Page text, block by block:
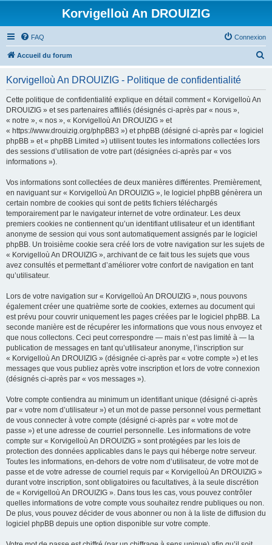
Korvigelloù An DROUIZIG
FAQ Connexion
Accueil du forum
Korvigelloù An DROUIZIG - Politique de confidentialité
Cette politique de confidentialité explique en détail comment « Korvigelloù An
DROUIZIG » et ses partenaires affiliés (désignés ci-après par « nous »,
« notre », « nos », « Korvigelloù An DROUIZIG » et
« https://www.drouizig.org/phpBB3 ») et phpBB (désigné ci-après par « logiciel
phpBB » et « phpBB Limited ») utilisent toutes les informations collectées lors
des sessions d’utilisation de votre part (désignées ci-après par « vos
informations »).
Vos informations sont collectées de deux manières différentes. Premièrement,
en naviguant sur « Korvigelloù An DROUIZIG », le logiciel phpBB génèrera un
certain nombre de cookies qui sont de petits fichiers téléchargés
temporairement par le navigateur internet de votre ordinateur. Les deux
premiers cookies ne contiennent qu’un identifiant utilisateur et un identifiant
anonyme de session qui vous sont automatiquement assignés par le logiciel
phpBB. Un troisième cookie sera créé lors de votre navigation sur les sujets de
« Korvigelloù An DROUIZIG », archivant de ce fait tous les sujets que vous
avez consultés et permettant d’améliorer votre confort de navigation en tant
qu’utilisateur.
Lors de votre navigation sur « Korvigelloù An DROUIZIG », nous pouvons
également créer une quatrième sorte de cookies, externes au document qui
est prévu pour couvrir uniquement les pages créées par le logiciel phpBB. La
seconde manière est de récupérer les informations que vous nous envoyez et
que nous collectons. Ceci peut correspondre — mais n’est pas limité à — la
publication de messages en tant qu’utilisateur anonyme, l’inscription sur
« Korvigelloù An DROUIZIG » (désignée ci-après par « votre compte ») et les
messages que vous publiez après votre inscription et lors de votre connexion
(désignés ci-après par « vos messages »).
Votre compte contiendra au minimum un identifiant unique (désigné ci-après
par « votre nom d’utilisateur ») et un mot de passe personnel vous permettant
de vous connecter à votre compte (désigné ci-après par « votre mot de
passe ») et une adresse de courriel personnelle. Les informations de votre
compte sur « Korvigelloù An DROUIZIG » sont protégées par les lois de
protection des données applicables dans le pays qui héberge notre serveur.
Toutes les informations, en-dehors de votre nom d’utilisateur, de votre mot de
passe et de votre adresse de courriel requis par « Korvigelloù An DROUIZIG »
durant votre inscription, sont obligatoires ou facultatives, à la seule discrétion
de « Korvigelloù An DROUIZIG ». Dans tous les cas, vous pouvez contrôler
quelles informations de votre compte vous souhaitez rendre publiques ou non.
De plus, vous pouvez décider de vous abonner ou non à la liste de diffusion du
logiciel phpBB depuis une option disponible sur votre compte.